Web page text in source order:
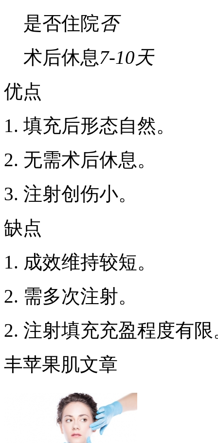
是否住院否
术后休息7-10天
优点
1. 填充后形态自然。
2. 无需术后休息。
3. 注射创伤小。
缺点
1. 成效维持较短。
2. 需多次注射。
2. 注射填充充盈程度有限
丰苹果肌文章